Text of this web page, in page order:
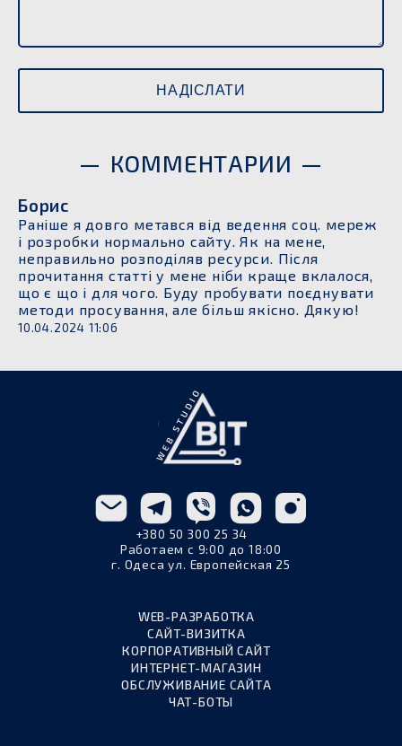
КОММЕНТАРИИ
Борис
Раніше я довго метався від ведення соц. мереж
і розробки нормально сайту. Як на мене,
неправильно розподіляв ресурси. Після
прочитання статті у мене ніби краще вклалося,
що є що і для чого. Буду пробувати поєднувати
методи просування, але більш якісно. Дякую!
10.04.2024 11:06
+380 50 300 25 34
Работаем с 9:00 до 18:00
г. Одеса ул. Европейская 25
WEB-РАЗРАБОТКА
САЙТ-ВИЗИТКА
КОРПОРАТИВНЫЙ САЙТ
ИНТЕРНЕТ-МАГАЗИН
ОБСЛУЖИВАНИЕ САЙТА
ЧАТ-БОТЫ